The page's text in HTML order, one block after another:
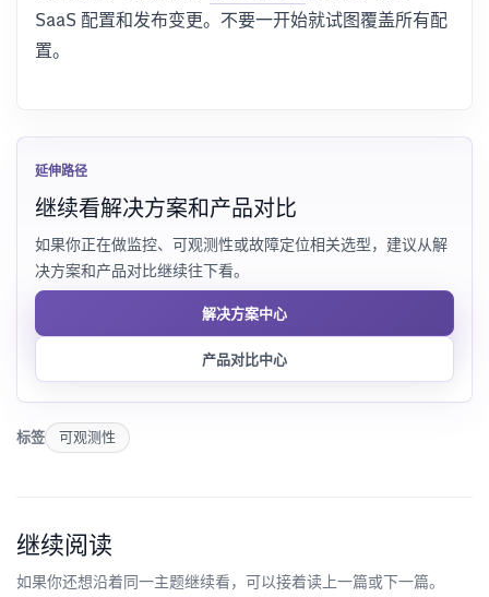
SaaS 配置和发布变更。不要一开始就试图覆盖所有配
置。
延伸路径
继续看解决方案和产品对比
如果你正在做监控、可观测性或故障定位相关选型，建议从解
决方案和产品对比继续往下看。
解决方案中心
产品对比中心
标签 可观测性
继续阅读
如果你还想沿着同一主题继续看，可以接着读上一篇或下一篇。